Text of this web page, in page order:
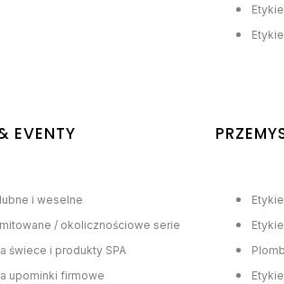
EVENTY
i weselne
/ okolicznościowe serie
świece i produkty SPA
upominki firmowe